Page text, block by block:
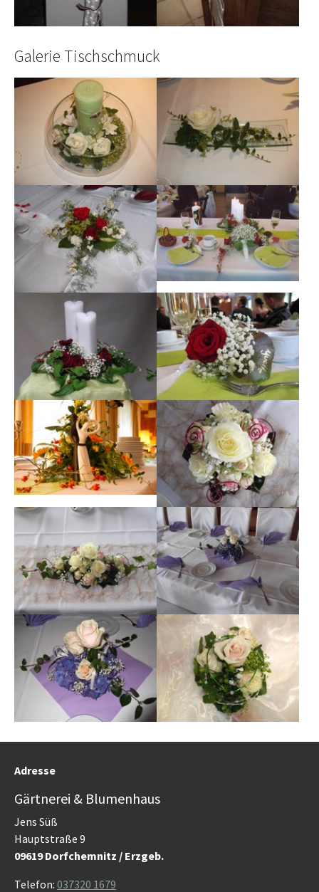
Galerie Tischschmuck
Show larger version Show larger version
Show larger version Show larger version
Show larger version Show larger version
Show larger version Show larger version
Show larger version Show larger version
Show larger version Show larger version
Adresse
Gärtnerei & Blumenhaus
Jens Süß
Hauptstraße 9
09619 Dorfchemnitz / Erzgeb.
Telefon: 037320 1679